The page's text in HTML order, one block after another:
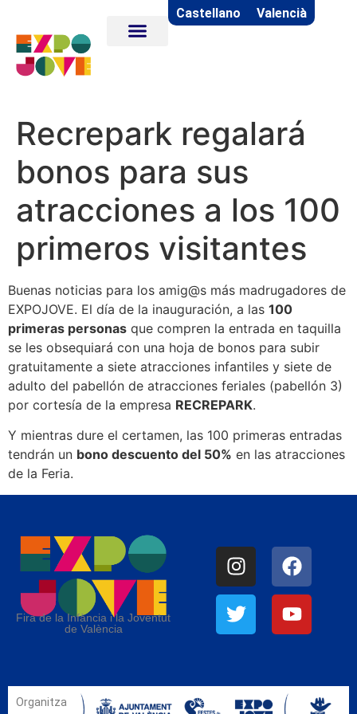
Castellano Valencià
Recrepark regalará
bonos para sus
atracciones a los 100
primeros visitantes
Buenas noticias para los amig@s más madrugadores de
EXPOJOVE. El día de la inauguración, a las 100
primeras personas que compren la entrada en taquilla
se les obsequiará con una hoja de bonos para subir
gratuitamente a siete atracciones infantiles y siete de
adulto del pabellón de atracciones feriales (pabellón 3)
por cortesía de la empresa RECREPARK.
Y mientras dure el certamen, las 100 primeras entradas
tendrán un bono descuento del 50% en las atracciones
de la Feria.
Fira de la Infància i la Joventut
de València
Organitza